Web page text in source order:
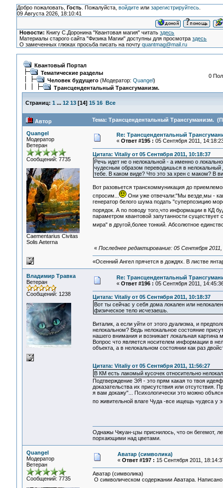
Добро пожаловать, Гость. Пожалуйста, войдитеили зарегистрируйтесь.
09 Августа 2026, 18:10:41
Новости: Книгу С.Доронина "Квантовая магия" читатьздесь
Материалы старого сайта "Физика Магии" доступны для просмотраздесь
О замеченных глюках просьба писать на почтуquantmag@mail.ru
Квантовый Портал
Тематические разделы
Человек будущего(Модератор: Quangel)
Трансцендентальный Трансгуманизм.
0
Страниц: 1 ... 12 13[14] 15 16 Все
Автор Тема: Трансцендентальный Трансгуманизм.
Quangel
Модератор
Ветеран
Сообщений: 7735
Сaementarius Civitas
Solis Aeterna
Re: Трансцендентальный
« Ответ #195 : 05 Сентября 2011,
Цитата: Vitaliy от 05 Сентября 2011, 10:18:37
Речь идет не о нелокальной - а именно о
чудесным образом переводишься в
тебе. В каком виде? Что это за хрен с маком? В
Вот разовьется транскоммуникация до
спросим...
Они уже отвечали:"Мы везде,мы -
генератор белого шума подать "суперпозицию
порядок. А по поводу того,что информации в КД
параметром квантовой запутанности
мира" в другой,более тонкий. Абсолютное
« Последнее редактирование: 05 Сентября
«Осенний Ангел прячется в дождях. В листве
Владимир Травка
Ветеран
Сообщений: 1238
Re: Трансцендентальный
« Ответ #196 : 05 Сентября 2011,
Цитата: Vitaliy от 05 Сентября 2011, 10:18:37
Вот ты сейчас у себя дома локален или
физическое тело исчезаешь.
Виталик, а если уйти от этого дуализма, и
нелокальном? Ведь нелокальное состояние
нашего внимания и возникает локальная картина
Вопрос что является носителем информации в
объекта, а в нелокальном состоянии как раз
Цитата: Vitaliy от 05 Сентября 2011, 11:56:27
В КМ есть лакомый кусочек относительно
Подтверждение ЭЯ - это прям какая то твоя
доказательства их присутствия или отсутствия.
я вам докажу"... Психологически это можно
по живительной влаге Чуда -все ищещь чудеса у
Однажы Чжуан-цзы приснилось, что он бегемот,
порхающими над цветами.
Quangel
Модератор
Ветеран
Сообщений: 7735
Аватар (символика)
« Ответ #197 : 15 Сентября 2011,
Аватар (символика)
О символическом содержании Аватара.